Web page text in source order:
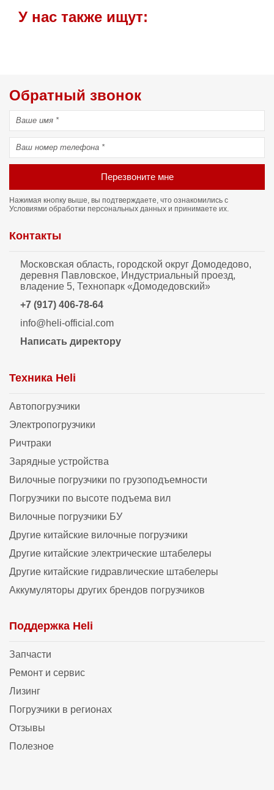
У нас также ищут:
Обратный звонок
Перезвоните мне
Нажимая кнопку выше, вы подтверждаете, что ознакомились с
Условиями обработки персональных данных и принимаете их.
Контакты
Московская область, городской округ Домодедово,
деревня Павловское, Индустриальный проезд,
владение 5, Технопарк «Домодедовский»
+7 (917) 406-78-64
info@heli-official.com
Написать директору
Техника Heli
Автопогрузчики
Электропогрузчики
Ричтраки
Зарядные устройства
Вилочные погрузчики по грузоподъемности
Погрузчики по высоте подъема вил
Вилочные погрузчики БУ
Другие китайские вилочные погрузчики
Другие китайские электрические штабелеры
Другие китайские гидравлические штабелеры
Аккумуляторы других брендов погрузчиков
Поддержка Heli
Запчасти
Ремонт и сервис
Лизинг
Погрузчики в регионах
Отзывы
Полезное